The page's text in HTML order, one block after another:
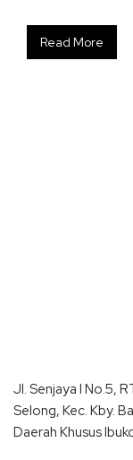
Read More
Jl. Senjaya I No.5,
Selong, Kec. Kby.
Daerah Khusus